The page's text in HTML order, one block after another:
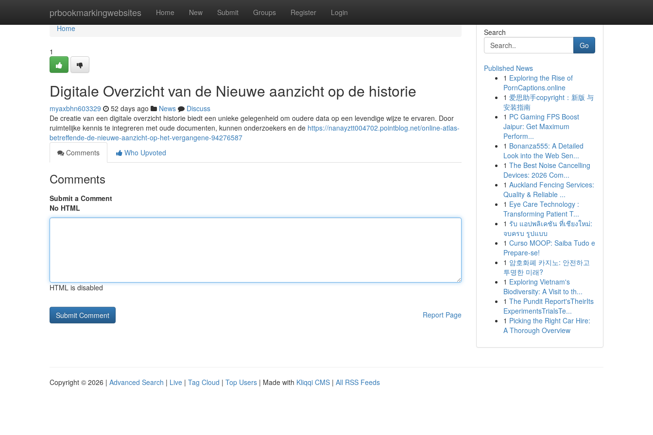
prbookmarkingwebsites Home New Submit Groups Register Login
Home
Home
1
Digitale Overzicht van de Nieuwe aanzicht op de historie
myaxbhn603329 52 days ago News
Discuss
De creatie van een digitale overzicht historie biedt een unieke gelegenheid om oudere data op een levendige wijze te ervaren. Door
ruimtelijke kennis te integreren met oude documenten, kunnen onderzoekers en de https://nanayztt004702.pointblog.net/online-atlas-
betreffende-de-nieuwe-aanzicht-op-het-vergangene-94276587
Comments
Who Upvoted
Comments
Submit a Comment
No HTML
HTML is disabled
Report Page
Search
Go
Published News
1 Exploring the Rise of
PornCaptions.online
1 爱思助手copyright：新版 与
安装指南
1 PC Gaming FPS Boost
Jaipur: Get Maximum
Perform...
1 Bonanza555: A Detailed
Look into the Web Sen...
1 The Best Noise Cancelling
Devices: 2026 Com...
1 Auckland Fencing Services:
Quality & Reliable ...
1 Eye Care Technology :
Transforming Patient T...
1 รับ แอปพลิเคชัน ที่เชียงใหม่:
จบครบ รูปแบบ
1 Curso MOOP: Saiba Tudo e
Prepare-se!
1 암호화폐 카지노: 안전하고
투명한 미래?
1 Exploring Vietnam's
Biodiversity: A Visit to th...
1 The Pundit Report'sTheirIts
ExperimentsTrialsTe...
1 Picking the Right Car Hire:
A Thorough Overview
Copyright © 2026 | Advanced Search | Live | Tag Cloud | Top Users | Made with Kliqqi CMS | All RSS Feeds